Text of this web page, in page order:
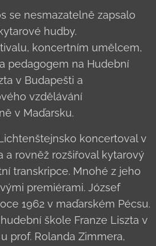
se nesmazatelně zapsalo
hudby.
koncertním umělcem,
pedagogem na Hudební
v Budapešti a
vzdělávání
v Maďarsku.
koncertoval v
a rovněž rozšiřoval kytarový
transkripce. Mnohé z jeho
premiérami. József
1962 v maďarském Pécsu.
škole Franze Liszta v
prof. Rolanda Zimmera,